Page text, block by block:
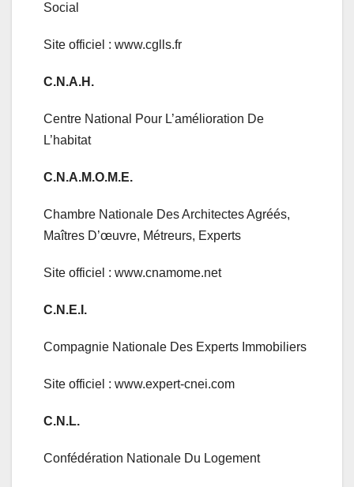
Social
Site officiel : www.cglls.fr
C.N.A.H.
Centre National Pour L’amélioration De
L’habitat
C.N.A.M.O.M.E.
Chambre Nationale Des Architectes Agréés,
Maîtres D’œuvre, Métreurs, Experts
Site officiel : www.cnamome.net
C.N.E.I.
Compagnie Nationale Des Experts Immobiliers
Site officiel : www.expert-cnei.com
C.N.L.
Confédération Nationale Du Logement